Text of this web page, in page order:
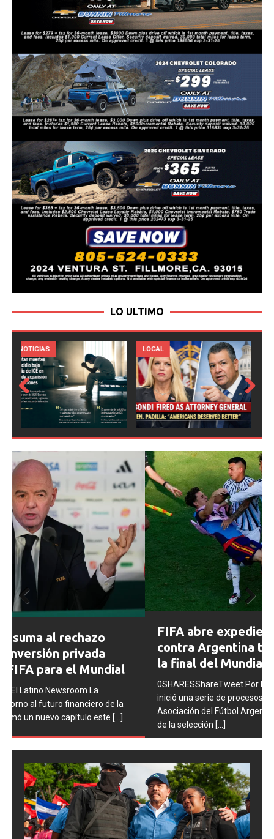
LO ULTIMO
LOCAL NOTICIAS
Prev
Next
FIFA abre expedientes disciplinarios
contra Argentina tras los incidentes en
la final del Mundial 2026
0SHARESShareTweet Por El Latino Newsroom La FIFA
inició una serie de procesos disciplinarios contra la
Asociación del Fútbol Argentino (AFA), cuatro integrantes
de la selección
Prev